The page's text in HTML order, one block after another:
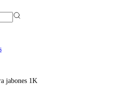
jabones 1K